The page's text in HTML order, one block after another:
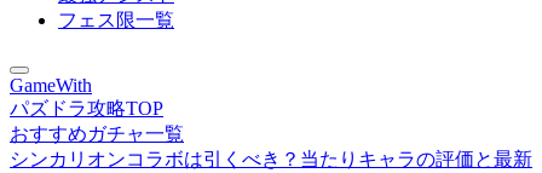
フェス限一覧
GameWith
パズドラ攻略TOP
おすすめガチャ一覧
シンカリオンコラボは引くべき？当たりキャラの評価と最新